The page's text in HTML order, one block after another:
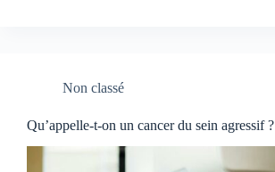
Non classé
Qu’appelle-t-on un cancer du sein agressif ?